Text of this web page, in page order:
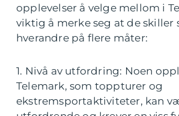
opplevelser å velge mellom i
viktig å merke seg at de skiller
hverandre på flere måter:
1. Nivå av utfordring: Noen
Telemark, som toppturer og
ekstremsportaktiviteter, kan